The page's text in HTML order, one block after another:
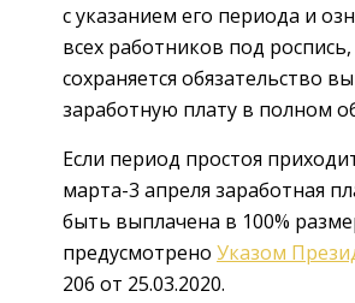
с указанием его периода и
всех работников под
сохраняется обязательство
заработную плату в полном
Если период простоя
марта-3 апреля заработная
быть выплачена в 100%
предусмотрено Указом
206 от 25.03.2020.